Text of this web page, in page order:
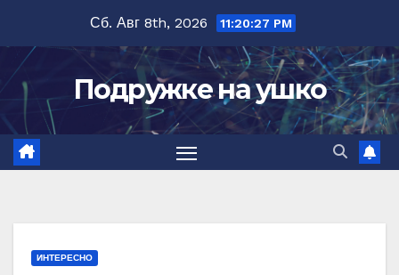
содержимому
Сб. Авг 8th, 2026 11:20:28 PM
Подружке на ушко
ИНТЕРЕСНО